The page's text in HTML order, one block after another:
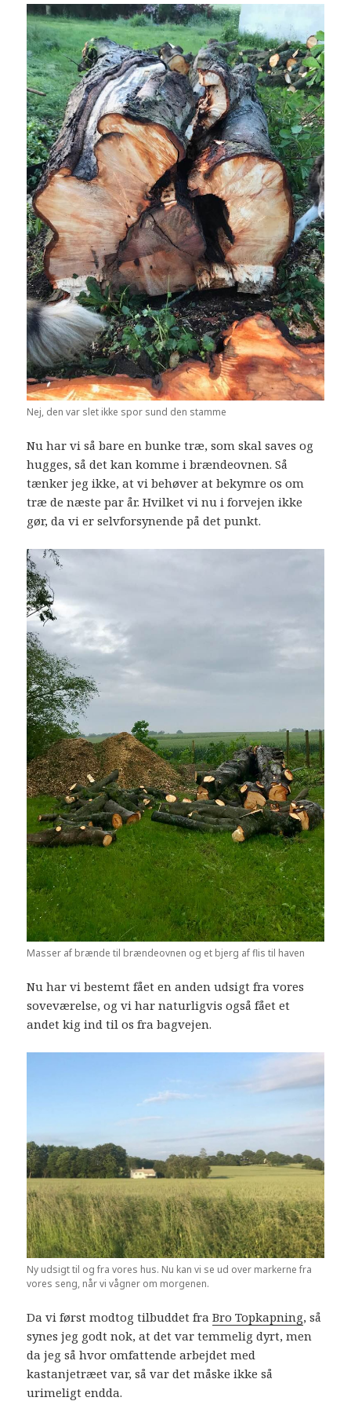
Nej, den var slet ikke spor sund den stamme
Nu har vi så bare en bunke træ, som skal saves og
hugges, så det kan komme i brændeovnen. Så
tænker jeg ikke, at vi behøver at bekymre os om
træ de næste par år. Hvilket vi nu i forvejen ikke
gør, da vi er selvforsynende på det punkt.
Masser af brænde til brændeovnen og et bjerg af flis til haven
Nu har vi bestemt fået en anden udsigt fra vores
soveværelse, og vi har naturligvis også fået et
andet kig ind til os fra bagvejen.
Ny udsigt til og fra vores hus. Nu kan vi se ud over markerne fra
vores seng, når vi vågner om morgenen.
Da vi først modtog tilbuddet fraBro Topkapning, så
synes jeg godt nok, at det var temmelig dyrt, men
da jeg så hvor omfattende arbejdet med
kastanjetræet var, så var det måske ikke så
urimeligt endda.